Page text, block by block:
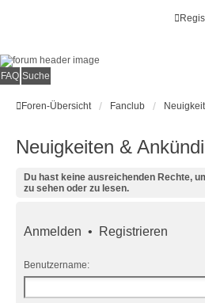
FAQ Suche
Foren-Übersicht Fanclub
Neuigkeiten &
Du hast keine ausreichenden Rechte,
zu sehen oder zu lesen.
Anmelden • Registrieren
Benutzername: